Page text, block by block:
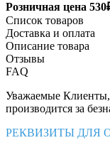
Розничная цена 530
Список товаров
Доставка и оплата
Описание товара
Отзывы
FAQ
Уважаемые Клиенты,
производится за
РЕКВИЗИТЫ ДЛЯ